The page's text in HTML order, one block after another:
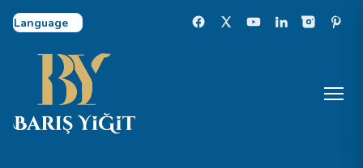
Select Language